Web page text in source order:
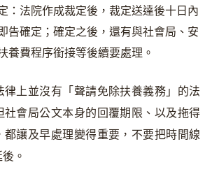
：法院作成裁定後，裁定送達後十日內
告確定；確定之後，還有與社會局、安
養費程序銜接等後續要處理。
律上並沒有「聲請免除扶養義務」的法
社會局公文本身的回覆期限、以及拖得
都讓及早處理變得重要，不要把時間線
。